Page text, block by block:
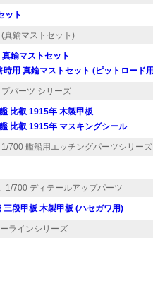
ット
(真鍮マストセット)
鍮マストセット
時用 真鍮マストセット (ピットロード
パーツ シリーズ
比叡 1915年 木製甲板
比叡 1915年 マスキングシール
1/700 艦船用エッチングパーツシリーズ
1/700 ディテールアップパーツ
三段甲板 木製甲板 (ハセガワ用)
ラインシリーズ